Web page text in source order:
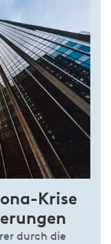
Krise
durch die